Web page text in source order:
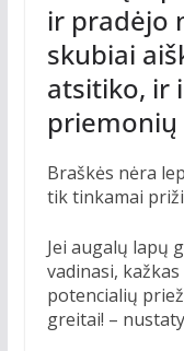
ir pradėjo
skubiai
atsitiko, ir
priemonių
Braškės nėra
tik tinkamai
Jei augalų lapų
vadinasi,
potencialių
greitai! –